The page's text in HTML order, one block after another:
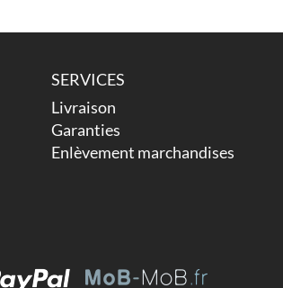
SERVICES
Livraison
Garanties
Enlèvement marchandises